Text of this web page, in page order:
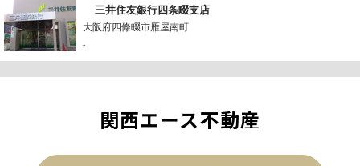
三井住友銀行四条畷支店
大阪府四條畷市雁屋南町
-
関西エース不動産